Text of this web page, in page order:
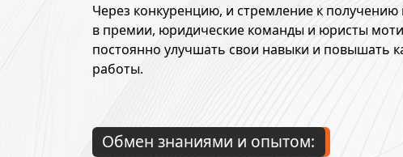
Через конкуренцию, и стремление к получению
в премии, юридические команды и юристы
постоянно улучшать свои навыки и повышать
работы.
Обмен знаниями и опытом: